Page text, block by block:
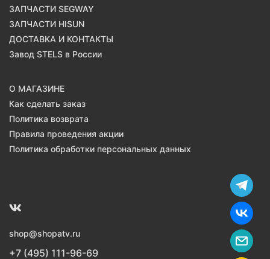
ЗАПЧАСТИ SEGWAY
ЗАПЧАСТИ HISUN
ДОСТАВКА И КОНТАКТЫ
Завод STELS в России
О МАГАЗИНЕ
Как сделать заказ
Политика возврата
Правила проведения акции
Политика обработки персональных данных
shop@shopatv.ru
+7 (495) 111-96-69